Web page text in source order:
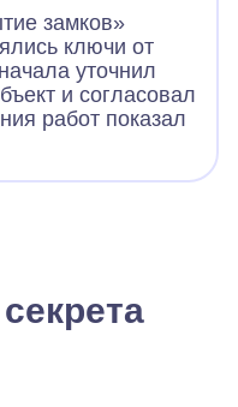
замков»
ключи от
уточнил
и согласовал
работ показал